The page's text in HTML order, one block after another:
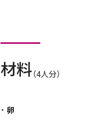
材料 （4人分）
卵